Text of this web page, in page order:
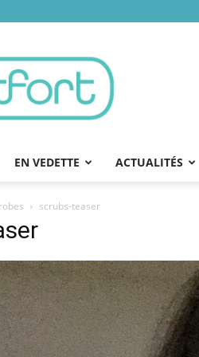
Montfort
EN VEDETTE ACTUALITÉS
scrubs-teaser